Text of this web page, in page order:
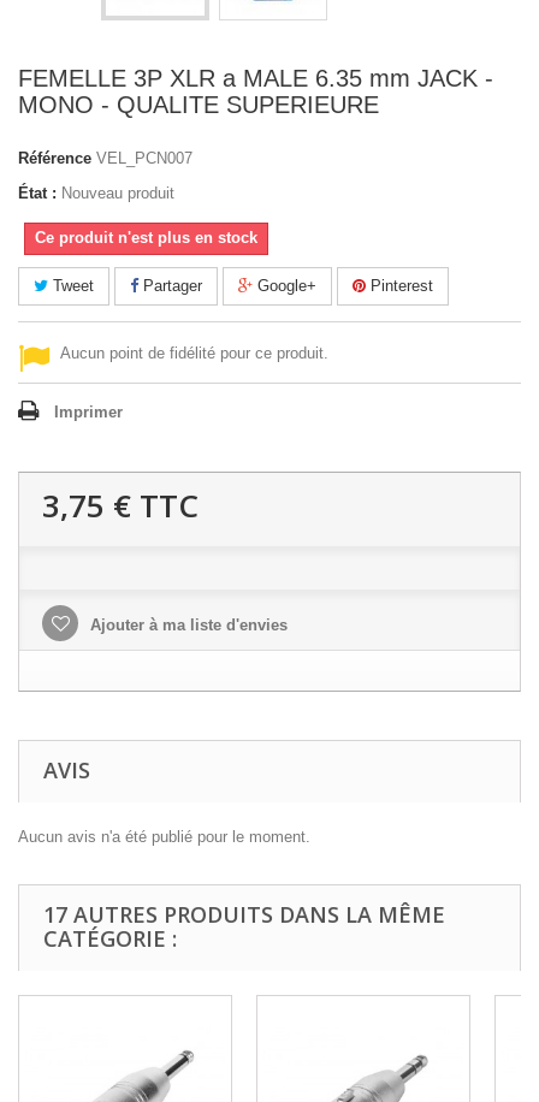
FEMELLE 3P XLR a MALE 6.35 mm JACK -
MONO - QUALITE SUPERIEURE
Référence VEL_PCN007
État : Nouveau produit
Ce produit n'est plus en stock
Tweet Partager Google+ Pinterest
Aucun point de fidélité pour ce produit.
Imprimer
3,75 € TTC
Ajouter à ma liste d'envies
AVIS
Aucun avis n'a été publié pour le moment.
17 AUTRES PRODUITS DANS LA MÊME
CATÉGORIE :